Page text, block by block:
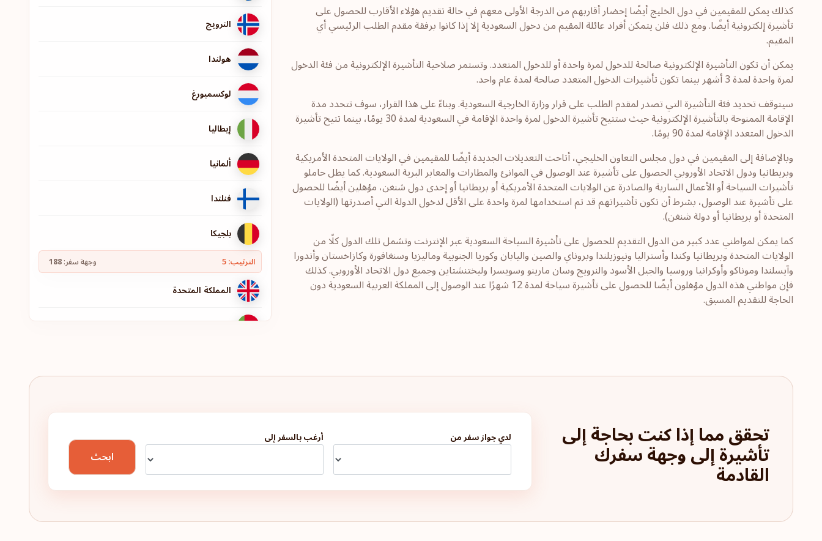
كذلك يمكن للمقيمين في دول الخليج أيضًا إحضار أقاربهم من الدرجة الأولى معهم في حالة تقديم هؤلاء الأقارب للحصول على
تأشيرة إلكترونية أيضًا. ومع ذلك فلن يتمكن أفراد عائلة المقيم من دخول السعودية إلا إذا كانوا برفقة مقدم الطلب الرئيسي أي
المقيم.
يمكن أن تكون التأشيرة الإلكترونية صالحة للدخول لمرة واحدة أو للدخول المتعدد. وتستمر صلاحية التأشيرة الإلكترونية من فئة الدخول
لمرة واحدة لمدة 3 أشهر بينما تكون تأشيرات الدخول المتعدد صالحة لمدة عام واحد.
سيتوقف تحديد فئة التأشيرة التي تصدر لمقدم الطلب على قرار وزارة الخارجية السعودية. وبناءً على هذا القرار، سوف تتحدد مدة
الإقامة الممنوحة بالتأشيرة الإلكترونية حيث ستتيح تأشيرة الدخول لمرة واحدة الإقامة في السعودية لمدة 30 يومًا، بينما تتيح تأشيرة
الدخول المتعدد الإقامة لمدة 90 يومًا.
وبالإضافة إلى المقيمين في دول مجلس التعاون الخليجي، أتاحت التعديلات الجديدة أيضًا للمقيمين في الولايات المتحدة الأمريكية
وبريطانيا ودول الاتحاد الأوروبي الحصول على تأشيرة عند الوصول في الموانئ والمطارات والمعابر البرية السعودية. كما يظل حاملو
تأشيرات السياحة أو الأعمال السارية والصادرة عن الولايات المتحدة الأمريكية أو بريطانيا أو إحدى دول شنغن، مؤهلين أيضًا للحصول
على تأشيرة عند الوصول، بشرط أن تكون تأشيراتهم قد تم استخدامها لمرة واحدة على الأقل لدخول الدولة التي أصدرتها (الولايات
المتحدة أو بريطانيا أو دولة شنغن).
كما يمكن لمواطني عدد كبير من الدول التقديم للحصول على تأشيرة السياحة السعودية عبر الإنترنت وتشمل تلك الدول كلًا من
الولايات المتحدة وبريطانيا وكندا وأستراليا ونيوزيلندا وبروناي والصين واليابان وكوريا الجنوبية وماليزيا وسنغافورة وكازاخستان وأندورا
وآيسلندا وموناكو وأوكرانيا وروسيا والجبل الأسود والنرويج وسان مارينو وسويسرا وليختنشتاين وجميع دول الاتحاد الأوروبي. كذلك
فإن مواطني هذه الدول مؤهلون أيضًا للحصول على تأشيرة سياحة لمدة 12 شهرًا عند الوصول إلى المملكة العربية السعودية دون
الحاجة للتقديم المسبق.
النرويج
هولندا
لوكسمبورغ
إيطاليا
ألمانيا
فنلندا
بلجيكا
الترتيب: 5 وجهة سفر:188
المملكة المتحدة
البرتغال
تحقق مما إذا كنت بحاجة إلى
تأشيرة إلى وجهة سفرك
القادمة
لدي جواز سفر من أرغب بالسفر إلى
ابحث